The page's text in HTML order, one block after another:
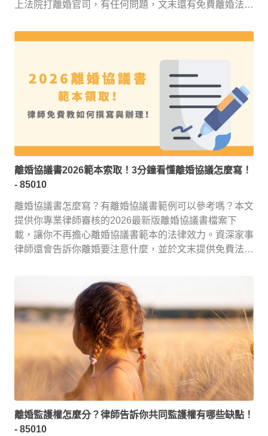
上法院打離婚官司，有任何問題，文末還有免費離婚法律
離婚協議書2026範本索取！3分鐘看懂離婚協議怎麼寫！
- 85010
離婚協議書怎麼寫？有離婚協議書範例可以參考嗎？本文
提供你專業律師審核的2026最新版離婚協議書檔案下
載，讓你不再擔心離婚協議書範本的法律效力。資深家事
律師還會告訴你離婚要注意什麼，並於文末提供免費法律
離婚監護權怎麼分？律師告訴你共同監護權有哪些缺點！
- 85010